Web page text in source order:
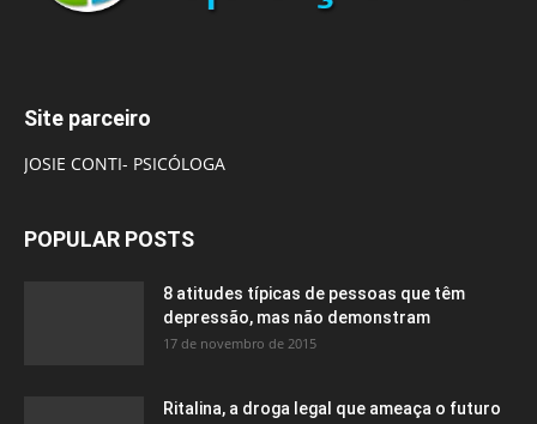
Site parceiro
JOSIE CONTI- PSICÓLOGA
POPULAR POSTS
8 atitudes típicas de pessoas que têm
depressão, mas não demonstram
17 de novembro de 2015
Ritalina, a droga legal que ameaça o futuro